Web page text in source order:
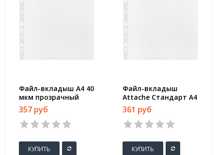
Файл-вкладыш А4 40
мкм прозрачный
гладкий 100 штук в
упаковке
357 руб
КУПИТЬ
Файл-вкладыш
Attache Стандарт А4
30 мкм прозрачный
рифленый 100 штук
в упаковке
361 руб
КУПИТЬ